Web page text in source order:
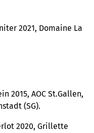
2021, Domaine La
2015, AOC St.Gallen,
(SG).
2020, Grillette